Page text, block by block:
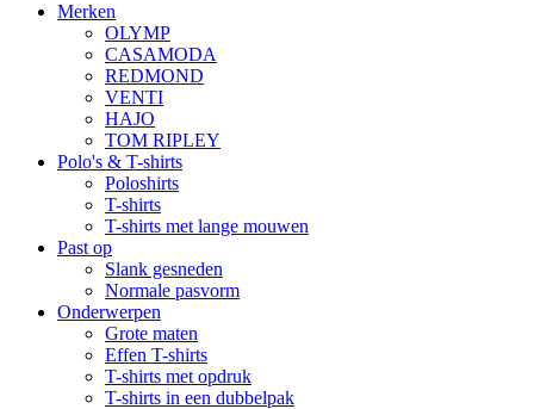
Merken
OLYMP
CASAMODA
REDMOND
VENTI
HAJO
TOM RIPLEY
Polo's & T-shirts
Poloshirts
T-shirts
T-shirts met lange mouwen
Past op
Slank gesneden
Normale pasvorm
Onderwerpen
Grote maten
Effen T-shirts
T-shirts met opdruk
T-shirts in een dubbelpak